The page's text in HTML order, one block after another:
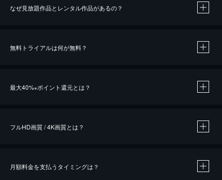
なぜ見放題作品とレンタル作品があるの？
無料トライアルは何が無料？
最大40%※ポイント還元とは？
※40％ポイント還元の対象は、クレジットカード決済による作品の購入 / レンタルです。
フルHD画質 / 4K画質とは？
月額料金を支払うタイミングは？